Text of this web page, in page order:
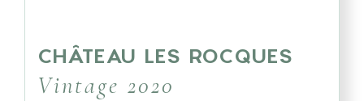
CHÂTEAU LES ROCQUES
Vintage 2020